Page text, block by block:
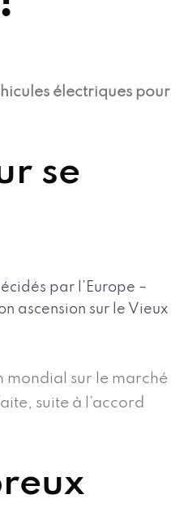
électriques pour
se
par l’Europe –
ascension sur le Vieux
mondial sur le marché
suite à l’accord